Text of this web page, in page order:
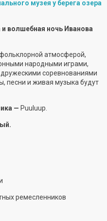
музея у берега озера
волшебная ночь Иванова
атмосферой,
народными играми,
соревнованиями
песни и живая музыка будут
— Puuluup.
ремесленников